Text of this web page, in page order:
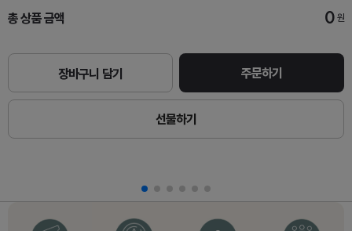
총 상품 금액 0 원
장바구니 담기 주문하기
선물하기